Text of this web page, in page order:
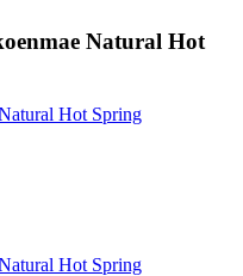
Natural Hot
Hot Spring
Hot Spring